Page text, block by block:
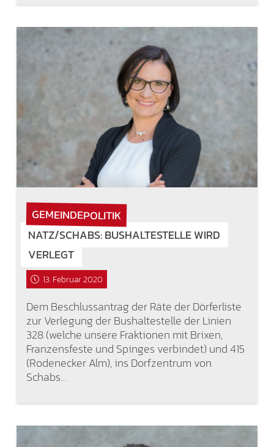
GEMEINDEPOLITIK
NATZ/SCHABS: BUSHALTESTELLE WIRD
VERLEGT
13. Februar 2020
Dem Beschlussantrag der Räte der Dörferliste
zur Verlegung der Bushaltestelle der Linien
328 (welche unsere Fraktionen mit Brixen,
Franzensfeste und Spinges verbindet) und 415
(Rodenecker Alm), ins Dorfzentrum von
Schabs…